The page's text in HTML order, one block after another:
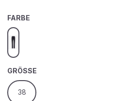
FARBE
clean raw blue
GRÖSSE
38